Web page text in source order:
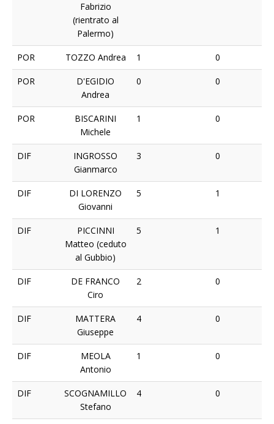
Fabrizio
(rientrato al
Palermo)
POR TOZZO Andrea 1 0
POR
D'EGIDIO
Andrea
0 0
POR
BISCARINI
Michele
1 0
DIF
INGROSSO
Gianmarco
3 0
DIF
DI LORENZO
Giovanni
5 1
DIF
PICCINNI
Matteo (ceduto
al Gubbio)
5 1
DIF
DE FRANCO
Ciro
2 0
DIF
MATTERA
Giuseppe
4 0
DIF
MEOLA
Antonio
1 0
DIF
SCOGNAMILLO
Stefano
4 0